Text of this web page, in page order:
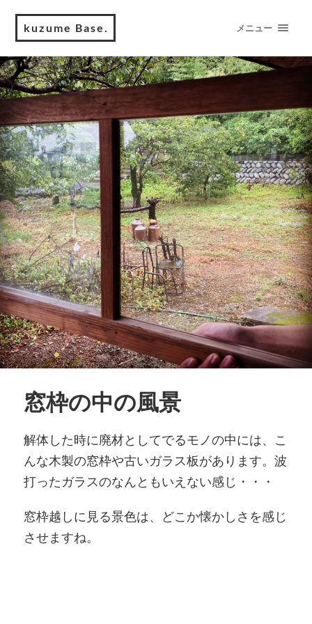
kuzume Base. メニュー
窓枠の中の風景
解体した時に廃材としてでるモノの中には、こ
んな木製の窓枠や古いガラス板があります。波
打ったガラスのなんともいえない感じ・・・
窓枠越しに見る景色は、どこか懐かしさを感じ
させますね。